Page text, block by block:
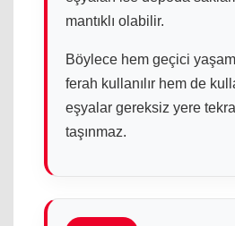
mantıklı olabilir.
Böylece hem geçici
ferah kullanılır hem de
eşyalar gereksiz yere
taşınmaz.